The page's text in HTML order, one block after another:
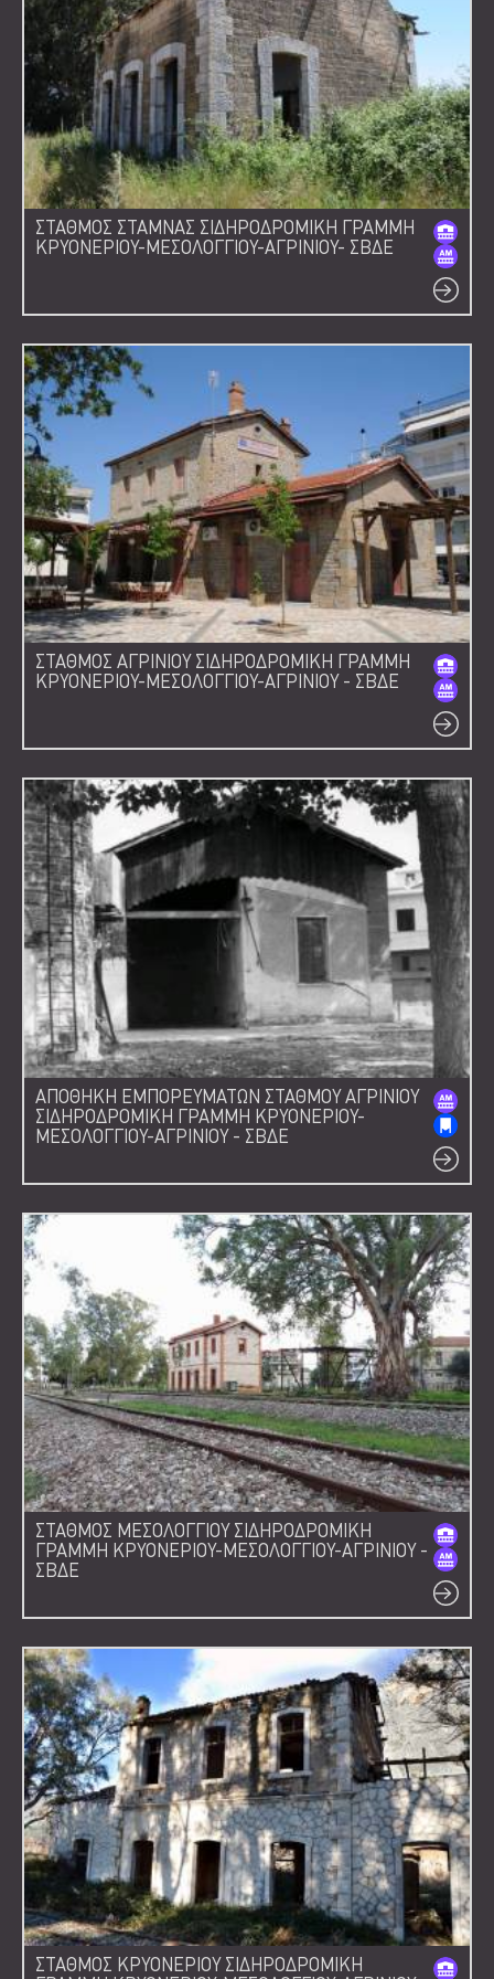
ΣΤΑΘΜΟΣ ΣΤΑΜΝΑΣ ΣΙΔΗΡΟΔΡΟΜΙΚΗ ΓΡΑΜΜΗ
ΚΡΥΟΝΕΡΙΟΥ-ΜΕΣΟΛΟΓΓΙΟΥ-ΑΓΡΙΝΙΟΥ- ΣΒΔΕ
ΣΤΑΘΜΟΣ ΑΓΡΙΝΙΟΥ ΣΙΔΗΡΟΔΡΟΜΙΚΗ ΓΡΑΜΜΗ
ΚΡΥΟΝΕΡΙΟΥ-ΜΕΣΟΛΟΓΓΙΟΥ-ΑΓΡΙΝΙΟΥ - ΣΒΔΕ
ΑΠΟΘΗΚΗ ΕΜΠΟΡΕΥΜΑΤΩΝ ΣΤΑΘΜΟΥ ΑΓΡΙΝΙΟΥ
ΣΙΔΗΡΟΔΡΟΜΙΚΗ ΓΡΑΜΜΗ ΚΡΥΟΝΕΡΙΟΥ-
ΜΕΣΟΛΟΓΓΙΟΥ-ΑΓΡΙΝΙΟΥ - ΣΒΔΕ
ΣΤΑΘΜΟΣ ΜΕΣΟΛΟΓΓΙΟΥ ΣΙΔΗΡΟΔΡΟΜΙΚΗ
ΓΡΑΜΜΗ ΚΡΥΟΝΕΡΙΟΥ-ΜΕΣΟΛΟΓΓΙΟΥ-ΑΓΡΙΝΙΟΥ -
ΣΒΔΕ
ΣΤΑΘΜΟΣ ΚΡΥΟΝΕΡΙΟΥ ΣΙΔΗΡΟΔΡΟΜΙΚΗ